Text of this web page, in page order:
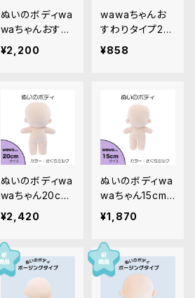
ぬいのボディwa
waちゃんおすわ
りタイプ15cm
（縫製済みぬい
¥2,200
wawaちゃんお
すわりタイプ20
cm専用ズボン｜
¥858
ぬいのボディwa
waちゃん20cm
（縫製済みぬい
ぐるみ素体）｜
清原株式会社
¥2,420
ぬいのボディwa
waちゃん15cm
（縫製済みぬい
ぐるみ素体）｜
清原株式会社
¥1,870